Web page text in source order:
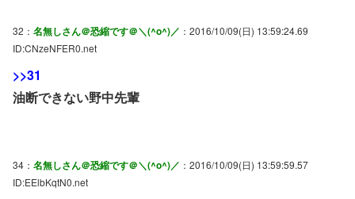
32： 名無しさん＠恐縮です＠＼(^o^)／ ：2016/10/09(日) 13:59:24.69
ID:CNzeNFER0.net
>>31
油断できない野中先輩
34： 名無しさん＠恐縮です＠＼(^o^)／ ：2016/10/09(日) 13:59:59.57
ID:EElbKqtN0.net